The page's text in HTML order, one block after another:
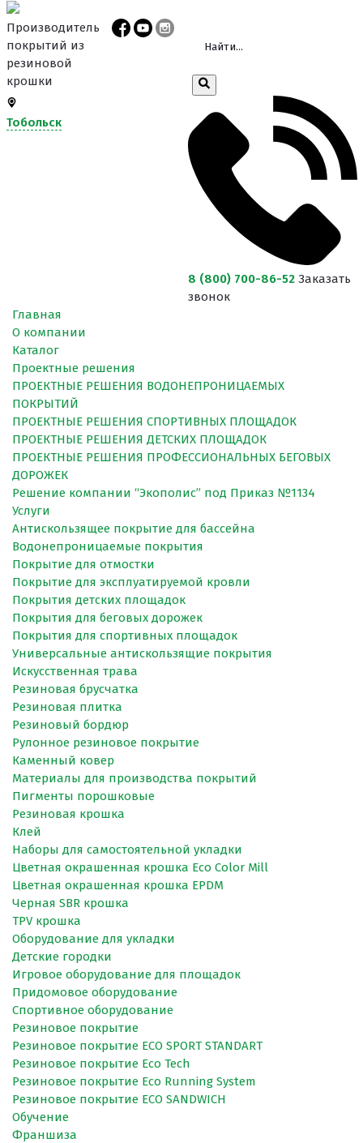
Производитель
покрытий из
резиновой
крошки
Тобольск
8 (800) 700-86-52 Заказать
звонок
Главная
О компании
Каталог
Проектные решения
ПРОЕКТНЫЕ РЕШЕНИЯ ВОДОНЕПРОНИЦАЕМЫХ
ПОКРЫТИЙ
ПРОЕКТНЫЕ РЕШЕНИЯ СПОРТИВНЫХ ПЛОЩАДОК
ПРОЕКТНЫЕ РЕШЕНИЯ ДЕТСКИХ ПЛОЩАДОК
ПРОЕКТНЫЕ РЕШЕНИЯ ПРОФЕССИОНАЛЬНЫХ БЕГОВЫХ
ДОРОЖЕК
Решение компании “Экополис” под Приказ №1134
Услуги
Антискользящее покрытие для бассейна
Водонепроницаемые покрытия
Покрытие для отмостки
Покрытие для эксплуатируемой кровли
Покрытия детских площадок
Покрытия для беговых дорожек
Покрытия для спортивных площадок
Универсальные антискользящие покрытия
Искусственная трава
Резиновая брусчатка
Резиновая плитка
Резиновый бордюр
Рулонное резиновое покрытие
Каменный ковер
Материалы для производства покрытий
Пигменты порошковые
Резиновая крошка
Клей
Наборы для самостоятельной укладки
Цветная окрашенная крошка Eco Color Mill
Цветная окрашенная крошка EPDM
Черная SBR крошка
TPV крошка
Оборудование для укладки
Детские городки
Игровое оборудование для площадок
Придомовое оборудование
Спортивное оборудование
Резиновое покрытие
Резиновое покрытие ECO SPORT STANDART
Резиновое покрытие Eco Tech
Резиновое покрытие Eco Running System
Резиновое покрытие ECO SANDWICH
Обучение
Франшиза